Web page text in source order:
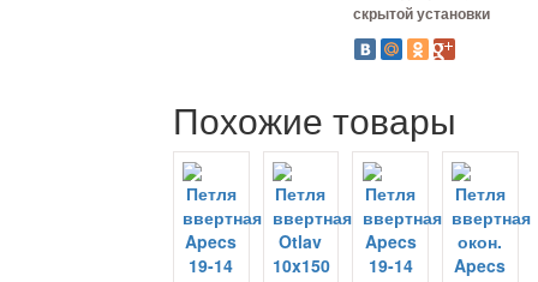
скрытой установки
Похожие товары